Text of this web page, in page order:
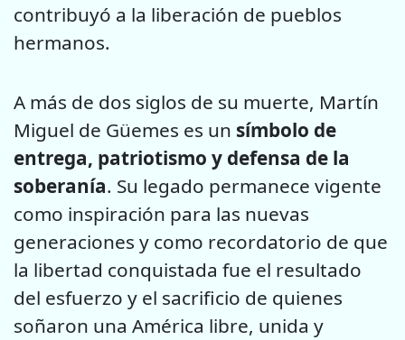
contribuyó a la liberación de pueblos
hermanos.
A más de dos siglos de su muerte, Martín
Miguel de Güemes es un símbolo de
entrega, patriotismo y defensa de la
soberanía. Su legado permanece vigente
como inspiración para las nuevas
generaciones y como recordatorio de que
la libertad conquistada fue el resultado
del esfuerzo y el sacrificio de quienes
soñaron una América libre, unida y